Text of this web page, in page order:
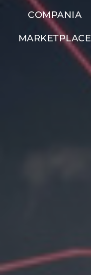
COMPANIA
MARKETPLACE